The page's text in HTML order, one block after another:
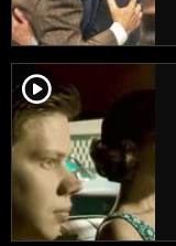
player2